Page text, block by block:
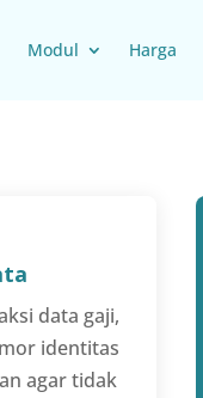
Modul Harga
data gaji,
identitas
agar tidak